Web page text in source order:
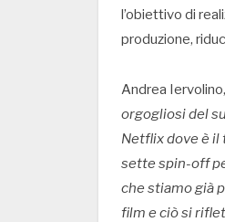
l’obiettivo di
produzione,
Andrea
orgogliosi del
Netflix dove è il
sette spin-off
che stiamo già
film e ciò si